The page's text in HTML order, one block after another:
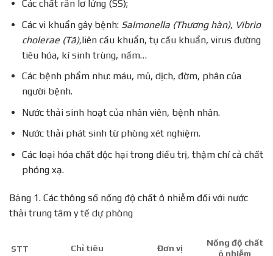
Các chất rắn lơ lửng (SS);
Các vi khuẩn gây bệnh: Salmonella (Thương hàn), Vibrio
cholerae (Tã),liên cầu khuẩn, tụ cầu khuẩn, virus đường
tiêu hóa, kí sinh trùng, nấm…
Các bệnh phẩm như: máu, mủ, dịch, đờm, phân của
người bệnh.
Nước thải sinh hoạt của nhân viên, bệnh nhân.
Nước thải phát sinh từ phòng xét nghiệm.
Các loại hóa chất độc hại trong điều trị, thậm chí cả chất
phóng xạ.
Bảng 1. Các thông số nồng độ chất ô nhiễm đối với nước
thải trung tâm y tế dự phòng
STT Chỉ tiêu Đơn vị
Nồng độ chất
ô nhiễm